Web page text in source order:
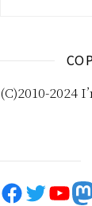
(C)2010-2024
Facebook
Twitter